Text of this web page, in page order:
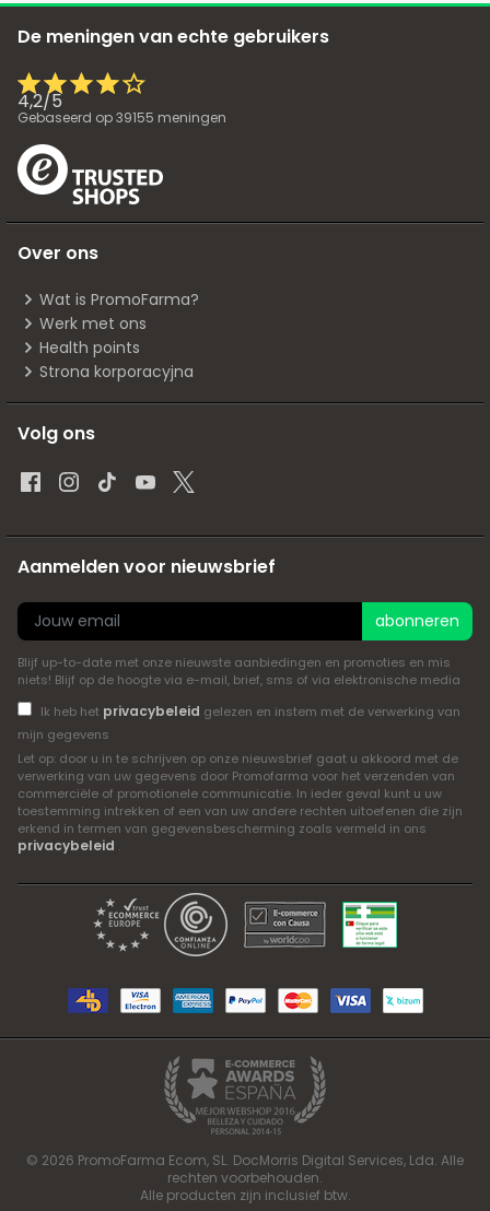
De meningen van echte gebruikers
4,2/5
Gebaseerd op39155 meningen
Over ons
Wat is PromoFarma?
Werk met ons
Health points
Strona korporacyjna
Volg ons
Aanmelden voor nieuwsbrief
abonneren
Blijf up-to-date met onze nieuwste aanbiedingen en promoties en mis
niets! Blijf op de hoogte via e-mail, brief, sms of via elektronische media
Ik heb het privacybeleid gelezen en instem met de verwerking van
mijn gegevens
Let op: door u in te schrijven op onze nieuwsbrief gaat u akkoord met de
verwerking van uw gegevens door Promofarma voor het verzenden van
commerciële of promotionele communicatie. In ieder geval kunt u uw
toestemming intrekken of een van uw andere rechten uitoefenen die zijn
erkend in termen van gegevensbescherming zoals vermeld in ons
privacybeleid .
© 2026 PromoFarma Ecom, SL. DocMorris Digital Services, Lda. Alle
rechten voorbehouden.
Alle producten zijn inclusief btw.